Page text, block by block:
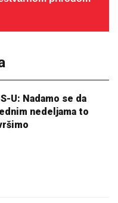
U: Nadamo se da
nedeljama to